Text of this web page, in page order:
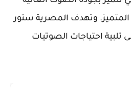
المتميز. وتهدف المصرية ستور
تلبية احتياجات الصوتيات